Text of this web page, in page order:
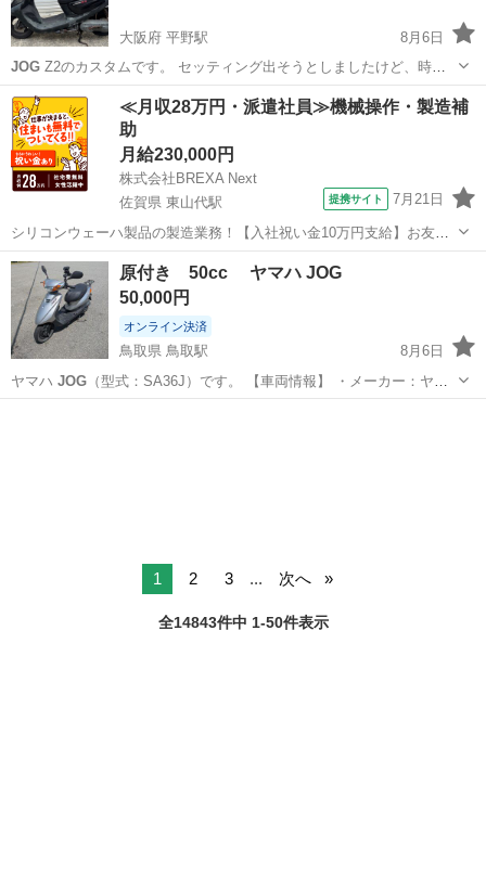
大阪府 平野駅
8月6日
JOGZ2のカスタムです。 セッティング出そうとしましたけど、時間
が無いため途中でやめました。 カスタム点 ZEROユーロチャンバー
（現在取り外しています。） ZERO プーリー 5AUクラッチ 純正ベル
ト（キタコありま...
大阪 大阪市 平野駅 ヤマハ
≪月収28万円・派遣社員≫機械操作・製造補
助
月給230,000円
株式会社BREXA Next
佐賀県 東山代駅
提携サイト 7月21日
シリコンウェーハ製品の製造業務！【入社祝い金10万円支給】お友達
やカップルとの応募OK◎年間休日129日＆休出なしでプライベート充
実♪業務はクリーンルームで快適作業◎自社正社員登用制度あり★1食
300円～の格安食堂あり！《佐...
佐賀 伊万里市 東山代駅 その他
原付き 50cc ヤマハ JOG
50,000円
オンライン決済
鳥取県 鳥取駅
8月6日
ヤマハ JOG（型式：SA36J）です。 【車両情報】 ・メーカー：ヤマ
ハ ・車種：JOG（ジョグ） ・型式：SA36J ・排気量：50cc ・走行距
1 2 3 ... 次へ
全14843件中 1-50件表示